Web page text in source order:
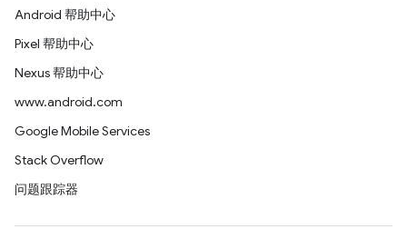
Android 帮助中心
Pixel 帮助中心
Nexus 帮助中心
www.android.com
Google Mobile Services
Stack Overflow
问题跟踪器